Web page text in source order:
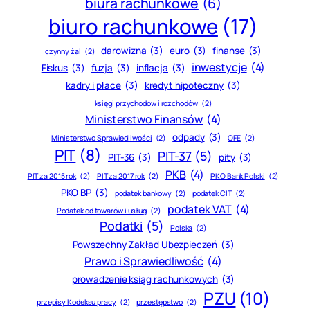
biuro rachunkowe (17)
czynny żal (2) darowizna (3) euro (3) finanse (3)
Fiskus (3) fuzja (3) inflacja (3) inwestycje (4)
kadry i płace (3) kredyt hipoteczny (3)
księgi przychodów i rozchodów (2)
Ministerstwo Finansów (4)
Ministerstwo Sprawiedliwości (2) odpady (3) OFE (2)
PIT (8) PIT-36 (3) PIT-37 (5) pity (3)
PIT za 2015 rok (2) PIT za 2017 rok (2) PKB (4) PKO Bank Polski (2)
PKO BP (3) podatek bankowy (2) podatek CIT (2)
Podatek od towarów i usług (2) podatek VAT (4)
Podatki (5) Polska (2)
Powszechny Zakład Ubezpieczeń (3)
Prawo i Sprawiedliwość (4)
prowadzenie ksiąg rachunkowych (3)
przepisy Kodeksu pracy (2) przestępstwo (2) PZU (10)